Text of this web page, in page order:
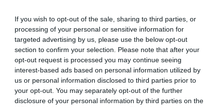
If you wish to opt-out of the sale, sharing to third parties, or
processing of your personal or sensitive information for
targeted advertising by us, please use the below opt-out
section to confirm your selection. Please note that after your
opt-out request is processed you may continue seeing
interest-based ads based on personal information utilized by
us or personal information disclosed to third parties prior to
your opt-out. You may separately opt-out of the further
disclosure of your personal information by third parties on the
Crédit photo: Maxpixel – Sony Ilce-6000
Sliema est l’une des villes clichées de Malte, située à
quelques minutes en ferry de La Valette. Pourtant, elle